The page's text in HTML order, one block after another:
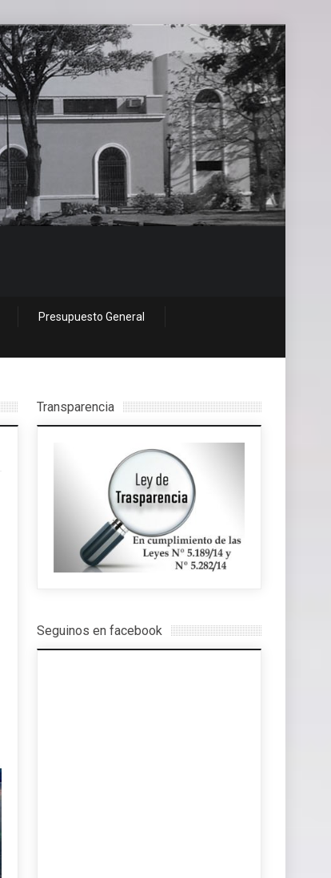
Presupuesto General
Transparencia
Seguinos en facebook